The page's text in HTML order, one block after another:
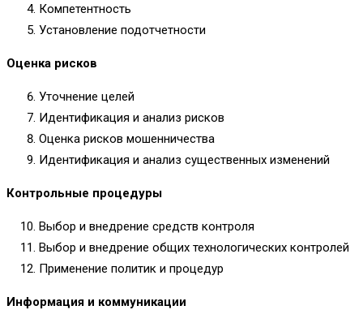
Компетентность
Установление подотчетности
Оценка рисков
Уточнение целей
Идентификация и анализ рисков
Оценка рисков мошенничества
Идентификация и анализ существенных изменений
Контрольные процедуры
Выбор и внедрение средств контроля
Выбор и внедрение общих технологических контролей
Применение политик и процедур
Информация и коммуникации